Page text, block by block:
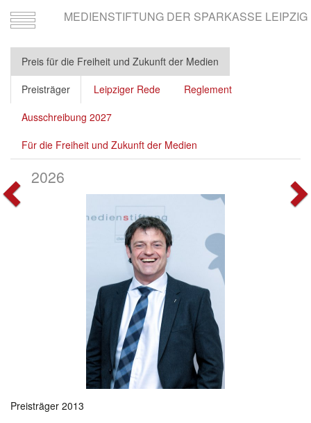
Toggle
navigation
MEDIENSTIFTUNG DER SPARKASSE LEIPZIG
Preis für die Freiheit und Zukunft der Medien
Preisträger
Leipziger Rede
Reglement
Ausschreibung 2027
Für die Freiheit und Zukunft der Medien
2026
Vorherige
Preisträger 2013